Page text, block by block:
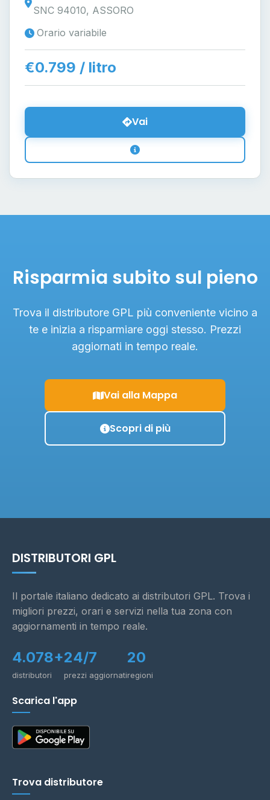
SNC 94010, ASSORO
Orario variabile
€0.799 / litro
Vai
Risparmia subito sul pieno
Trova il distributore GPL più conveniente vicino a
te e inizia a risparmiare oggi stesso. Prezzi
aggiornati in tempo reale.
Vai alla Mappa
Scopri di più
DISTRIBUTORI GPL
Il portale italiano dedicato ai distributori GPL. Trova i
migliori prezzi, orari e servizi nella tua zona con
aggiornamenti in tempo reale.
4.078+
distributori
24/7
prezzi aggiornati
20
regioni
Scarica l'app
Trova distributore